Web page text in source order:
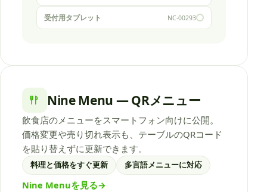
受付用タブレット NC-00293
Nine Menu — QRメニュー
飲食店のメニューをスマートフォン向けに公開。
価格変更や売り切れ表示も、テーブルのQRコード
を貼り替えずに更新できます。
料理と価格をすぐ更新 多言語メニューに対応
Nine Menuを見る→